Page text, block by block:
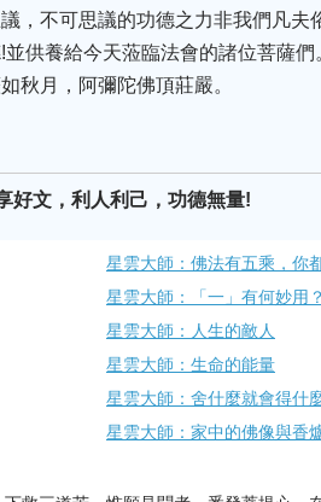
，不可思議的功德之力非我們凡夫
供養給今天蒞臨法會的諸位菩薩們
秋月，阿彌陀佛頂莊嚴。
好文，利人利己，功德無量!
星雲大師：佛法有五乘，你​
星雲大師：「一」有何妙用
星雲大師：人生的敵人
星雲大師：生命的能量
星雲大師：舍什麼就會得什
星雲大師：家中的佛像與香